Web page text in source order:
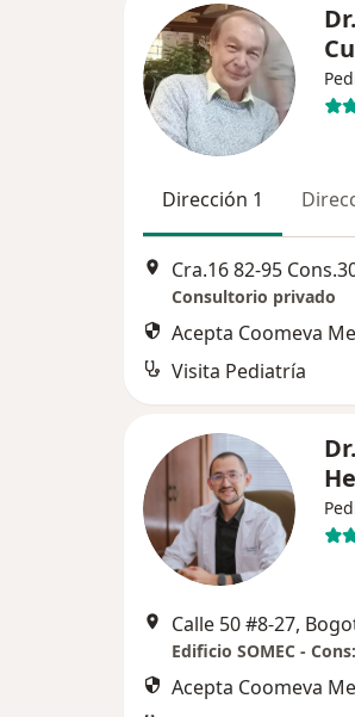
Dirección 1
Cra.16 82‐95
Consultorio privado
Acepta Coomeva
Visita Pediatría
Calle 50 #8-27,
Edificio SOMEC -
Acepta Coomeva